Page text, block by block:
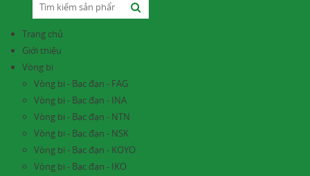
Trang chủ
Giới thiệu
Vòng bi
Vòng bi - Bạc đạn - FAG
Vòng bi - Bạc đạn - INA
Vòng bi - Bạc đạn - NTN
Vòng bi - Bạc đạn - NSK
Vòng bi - Bạc đạn - KOYO
Vòng bi - Bạc đạn - IKO